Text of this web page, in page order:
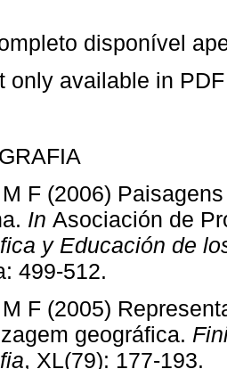
disponível
only available in
F (2006)
In Asociación de
y Educación de
499-512.
F (2005)
geográfica.
, XL(79): 177-